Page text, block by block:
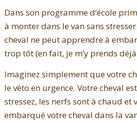
Dans son programme d’école
à monter dans le van sans
cheval ne peut apprendre à
trop tôt (en fait, je m’y prends
Imaginez simplement que votre
le véto en urgence. Votre cheval
stressez, les nerfs sont à chaud et
embarqué votre cheval dans la